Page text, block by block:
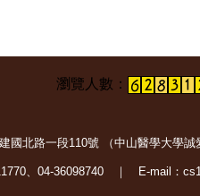
國北路一段110號 （中山醫學大學誠
、04-36098740 ｜ E-mail：